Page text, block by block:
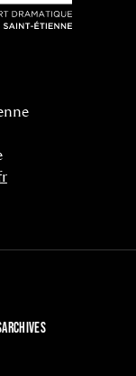
ARCHIVES